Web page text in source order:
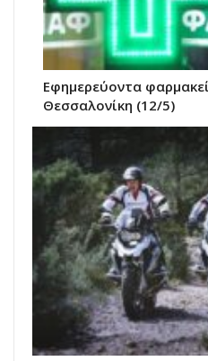
Εφημερεύοντα
Θεσσαλονίκη (12/5)